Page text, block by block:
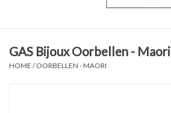
Ringen
GAS Bijoux Oorbellen - Maori
HOME /OORBELLEN - MAORI